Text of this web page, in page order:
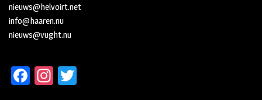
nieuws@helvoirt.net
info@haaren.nu
nieuws@vught.nu
Fa In